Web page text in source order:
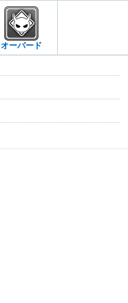
オーバード